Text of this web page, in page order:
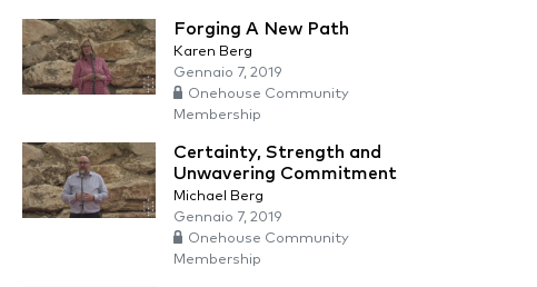
Forging A New Path
Karen Berg
Gennaio 7, 2019
Onehouse Community
Membership
Certainty, Strength and
Unwavering Commitment
Michael Berg
Gennaio 7, 2019
Onehouse Community
Membership